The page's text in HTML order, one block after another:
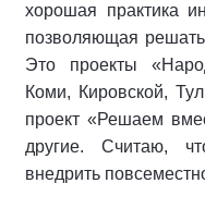
хорошая практика
позволяющая
Это проекты
Коми, Кировской,
проект «Решаем
другие. Считаю,
внедрить